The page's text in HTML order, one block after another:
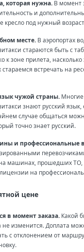
которая нужна. В момент
и
кресло под нужный
месте. В аэропортах
стараются быть с
к зоне прилета,
стараемся встречать на
чужой страны.
знают русский
случае общаться
точно знает русский.
и профессиональные
машинах, прошедших ТО,
на
цене
в момент заказа. Какой
изменится. Доплата
с отклонением от